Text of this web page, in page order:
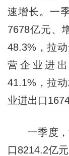
速增长。一
7678亿元、
48.3%，拉
营企业进
41.1%，拉
业进出口
一季度，
口8214.2亿